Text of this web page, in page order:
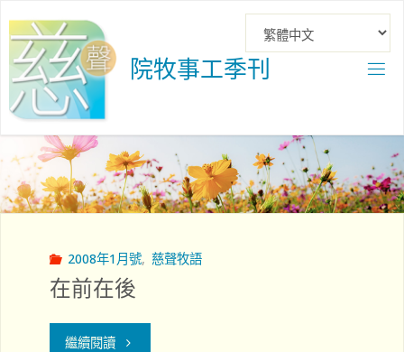
to
content
院牧事工季刊
2008年1月號, 慈聲牧語
在前在後
繼續閱讀"在